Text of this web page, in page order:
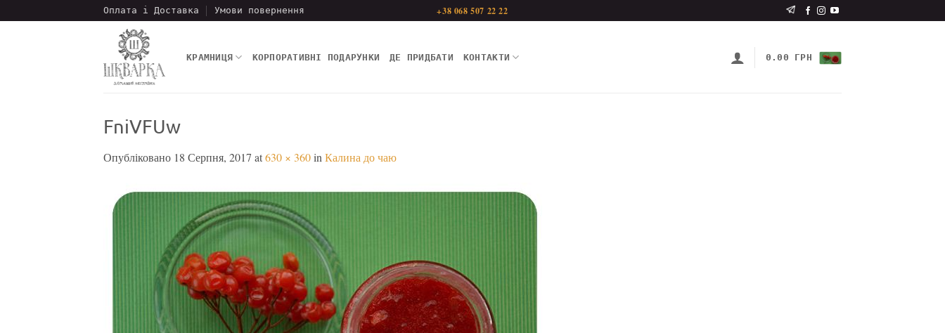
Оплата і Доставка Умови повернення +38 068 507 22 22
КРАМНИЦЯ КОРПОРАТИВНІ ПОДАРУНКИ ДЕ ПРИДБАТИ КОНТАКТИ 0.00 ГРН
FniVFUw
Опубліковано 18 Серпня, 2017 at630 × 360in Калина до чаю